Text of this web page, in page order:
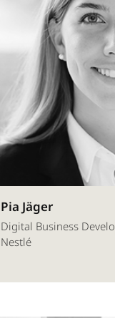
Pia Jäger
Digital Business
Nestlé